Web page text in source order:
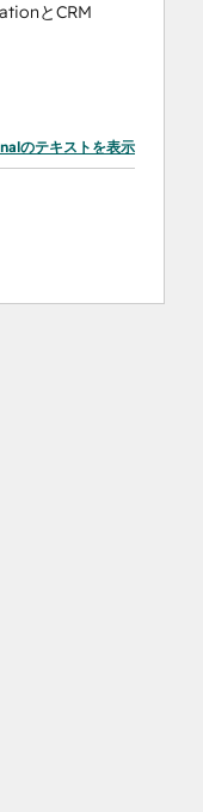
とCRM
のテキストを表示